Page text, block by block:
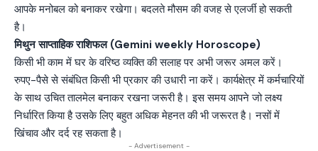
आपके मनोबल को बनाकर रखेगा। बदलते मौसम की वजह से एलर्जी हो सकती
है।
मिथुन साप्ताहिक राशिफल (Gemini weekly Horoscope)
किसी भी काम में घर के वरिष्ठ व्यक्ति की सलाह पर अभी जरूर अमल करें।
रुपए-पैसे से संबंधित किसी भी प्रकार की उधारी ना करें। कार्यक्षेत्र में कर्मचारियों
के साथ उचित तालमेल बनाकर रखना जरूरी है। इस समय आपने जो लक्ष्य
निर्धारित किया है उसके लिए बहुत अधिक मेहनत की भी जरूरत है। नसों में
खिंचाव और दर्द रह सकता है।
- Advertisement -